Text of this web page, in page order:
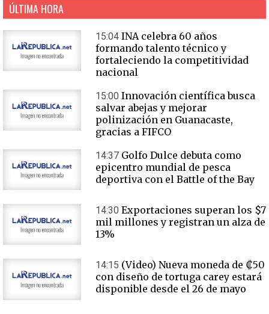
ÚLTIMA HORA
15:04 INA celebra 60 años
formando talento técnico y
fortaleciendo la competitividad
nacional
15:00 Innovación científica busca
salvar abejas y mejorar
polinización en Guanacaste,
gracias a FIFCO
14:37 Golfo Dulce debuta como
epicentro mundial de pesca
deportiva con el Battle of the Bay
14:30 Exportaciones superan los $7
mil millones y registran un alza de
13%
14:15 (Video) Nueva moneda de ₡50
con diseño de tortuga carey estará
disponible desde el 26 de mayo